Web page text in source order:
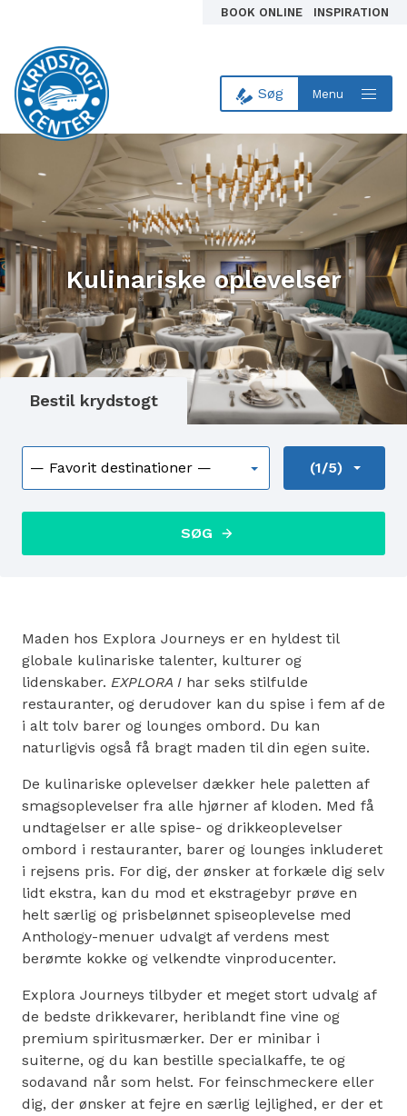
BOOK ONLINE INSPIRATION
Til forsiden
Søg Menu
Kulinariske oplevelser
Bestil krydstogt
(1/5)
SØG
Maden hos Explora Journeys er en hyldest til
globale kulinariske talenter, kulturer og
lidenskaber. EXPLORA I har seks stilfulde
restauranter, og derudover kan du spise i fem af de
i alt tolv barer og lounges ombord. Du kan
naturligvis også få bragt maden til din egen suite.
De kulinariske oplevelser dækker hele paletten af
smagsoplevelser fra alle hjørner af kloden. Med få
undtagelser er alle spise- og drikkeoplevelser
ombord i restauranter, barer og lounges inkluderet
i rejsens pris. For dig, der ønsker at forkæle dig selv
lidt ekstra, kan du mod et ekstragebyr prøve en
helt særlig og prisbelønnet spiseoplevelse med
Anthology-menuer udvalgt af verdens mest
berømte kokke og velkendte vinproducenter.
Explora Journeys tilbyder et meget stort udvalg af
de bedste drikkevarer, heriblandt fine vine og
premium spiritusmærker. Der er minibar i
suiterne, og du kan bestille specialkaffe, te og
sodavand når som helst. For feinschmeckere eller
dig, der ønsker at fejre en særlig lejlighed, er der et